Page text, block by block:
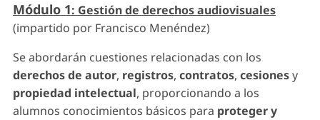
Módulo 1: Gestión de derechos audiovisuales
(impartido por Francisco Menéndez)
Se abordarán cuestiones relacionadas con los
derechos de autor, registros, contratos, cesionesy
propiedad intelectual, proporcionando a los
alumnos conocimientos básicos para proteger y